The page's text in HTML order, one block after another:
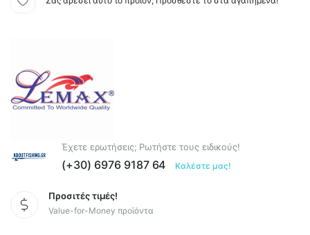
Έχετε ερωτήσεις; Ρωτήστε τους ειδικούς!
(+30) 6976 9187 64 Καλέστε μας!
Προσιτές τιμές!
Value-for-Money προϊόντα